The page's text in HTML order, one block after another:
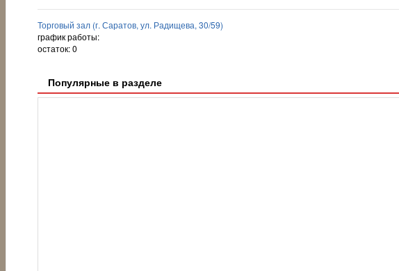
Торговый зал (г. Саратов, ул. Радищева, 30/59)
график работы:
остаток:0
Популярные в разделе